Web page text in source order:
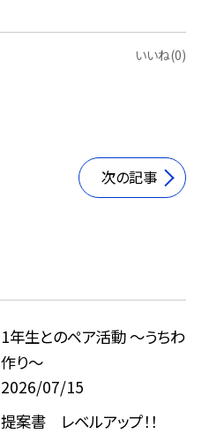
いいね(0)
次の記事
1年生とのペア活動 ～うちわ
作り～
2026/07/15
提案書 レベルアップ！！